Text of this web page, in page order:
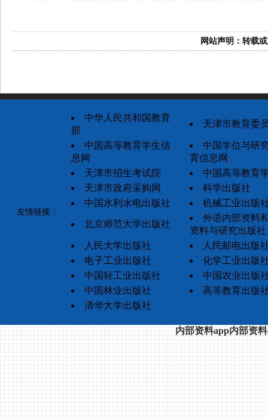
网站声明：转
友情链接：
中华人民共和国教育
部
天津市教育委
中国高等教育学生信
息网
中国学位与研
育信息网
天津市招生考试院
中国高等教育
天津市政府采购网
科学出版社
中国水利水电出版社
机械工业出版
北京师范大学出版社
外语内部资料
资料与研究出版社
人民大学出版社
人民邮电出版
电子工业出版社
化学工业出版
中国轻工业出版社
中国农业出版
中国林业出版社
高等教育出版
清华大学出版社
内部资料app内部资